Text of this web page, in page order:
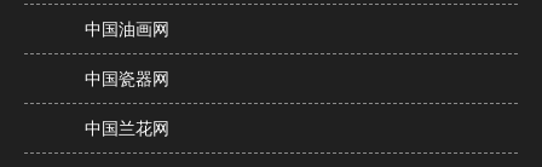
中国油画网
中国瓷器网
中国兰花网